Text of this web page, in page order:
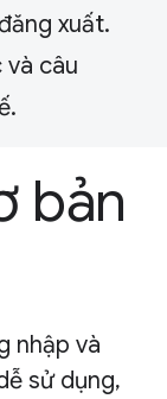
xuất.
và câu
bản
nhập và
sử dụng,